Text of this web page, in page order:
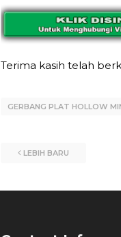
Terima kasih telah
GERBANG PLAT HOLLOW
LEBIH BARU